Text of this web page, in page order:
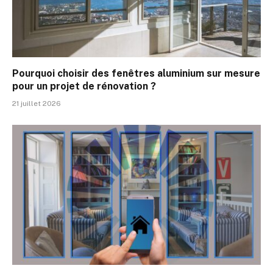
Pourquoi choisir des fenêtres aluminium sur mesure
pour un projet de rénovation ?
21 juillet 2026